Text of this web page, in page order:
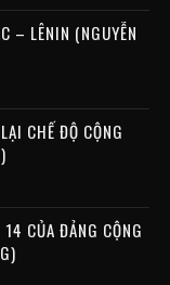
– LÊNIN (NGUYỄN
CHẾ ĐỘ CỘNG
CỦA ĐẢNG CỘNG